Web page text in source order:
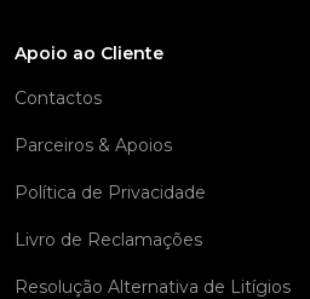
Apoio ao Cliente
Contactos
Parceiros & Apoios
Política de Privacidade
Livro de Reclamações
Resolução Alternativa de Litígios